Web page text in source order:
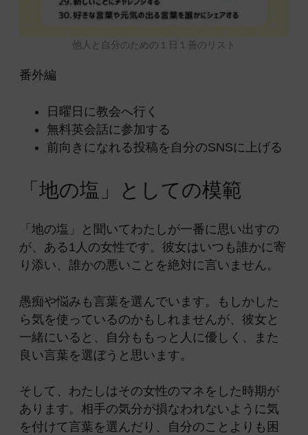
他人と自分のための１日１善のリスト
番外編
日曜日に教会へ行く
無料英会話に参加する
前向きになれる投稿を自分のSNSに上げる
「地の塩」としての模範
「地の塩」と聞いてわたしが一番に思い出すの
が、ある1人の女性です。彼女はいつも誰かに寄
り添い、誰かの悪いことを絶対に言いません。
愚痴や悩みも言葉を選んでいます。もしかした
ら気を使っているのかもしれませんが、彼女と
一緒にいると、自分ももっと人に優しく、また
良い言葉を選ぼうと思います。
そして、わたしはその女性のマネをした時期が
あります。相手の気分が損なわれないように気
を付けて言葉を選んだり、自分のことよりも困